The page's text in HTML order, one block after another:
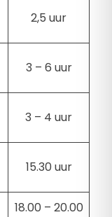
2,5 uur
3 – 6 uur
3 – 4 uur
15.30 uur
18.00 – 20.00